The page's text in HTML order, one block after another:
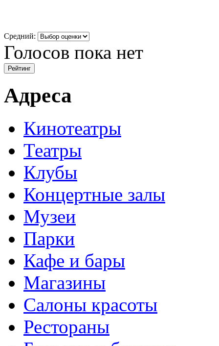
Средний:
Голосов пока нет
Адреса
Кинотеатры
Театры
Клубы
Концертные залы
Музеи
Парки
Кафе и бары
Магазины
Салоны красоты
Рестораны